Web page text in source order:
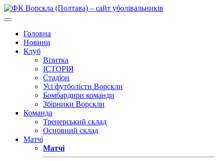
Головна
Новини
Клуб
Візитка
ІСТОРІЯ
Стадіон
Усі футболісти Ворскли
Бомбардири команди
Збірники Ворскли
Команда
Тренерський склад
Основний склад
Матчі
Матчі